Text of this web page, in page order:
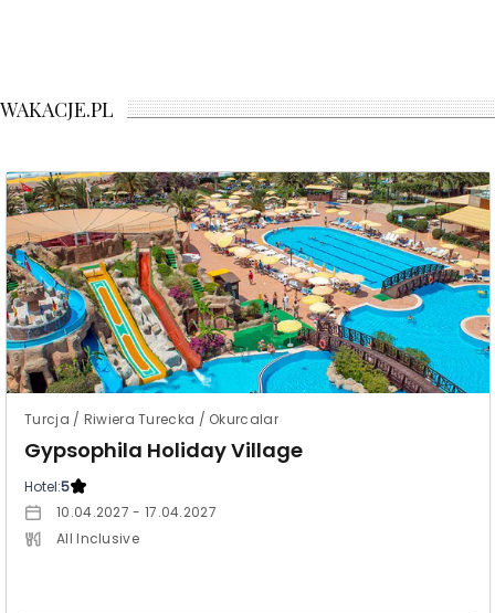
WAKACJE.PL
Turcja / Riwiera Turecka / Okurcalar
Gypsophila Holiday Village
Hotel:5
10.04.2027 - 17.04.2027
All Inclusive